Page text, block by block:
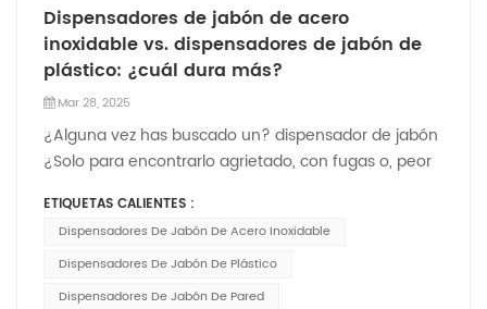
Dispensadores de jabón de acero
inoxidable vs. dispensadores de jabón de
plástico: ¿cuál dura más?
Mar 28, 2025
¿Alguna vez has buscado un? dispensador de jabón
¿Solo para encontrarlo agrietado, con fugas o, peor
llevamos décadas fabricando sanitarios de primera
calidad, conocemos muy bien esta frustración. La
clave para evitar estos dolores de cabeza reside en
una decisión crucial: ¿acero inoxidable o plástico?
ETIQUETAS CALIENTES :
Dispensadores De Jabón De Acero Inoxidable
Dispensadores De Jabón De Plástico
Dispensadores De Jabón De Pared